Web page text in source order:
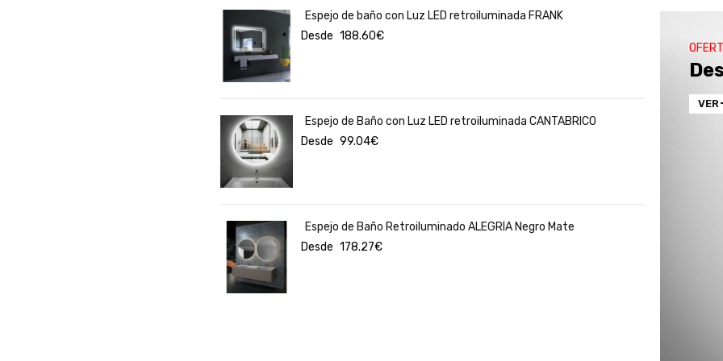
Espejo de baño con Luz LED retroiluminada FRANK
Desde 188.60€
Espejo de Baño con Luz LED retroiluminada CANTABRICO
Desde 99.04€
Espejo de Baño Retroiluminado ALEGRÍA Negro Mate
Desde 178.27€
VER